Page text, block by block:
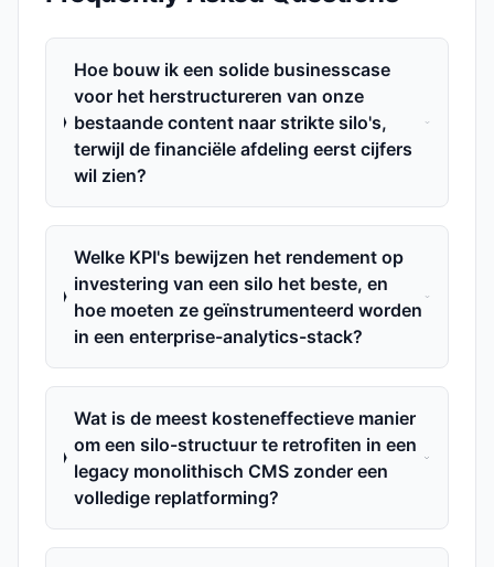
Hoe bouw ik een solide businesscase
voor het herstructureren van onze
bestaande content naar strikte silo's,
terwijl de financiële afdeling eerst cijfers
wil zien?
Welke KPI's bewijzen het rendement op
investering van een silo het beste, en
hoe moeten ze geïnstrumenteerd worden
in een enterprise-analytics-stack?
Wat is de meest kosteneffectieve manier
om een silo-structuur te retrofiten in een
legacy monolithisch CMS zonder een
volledige replatforming?